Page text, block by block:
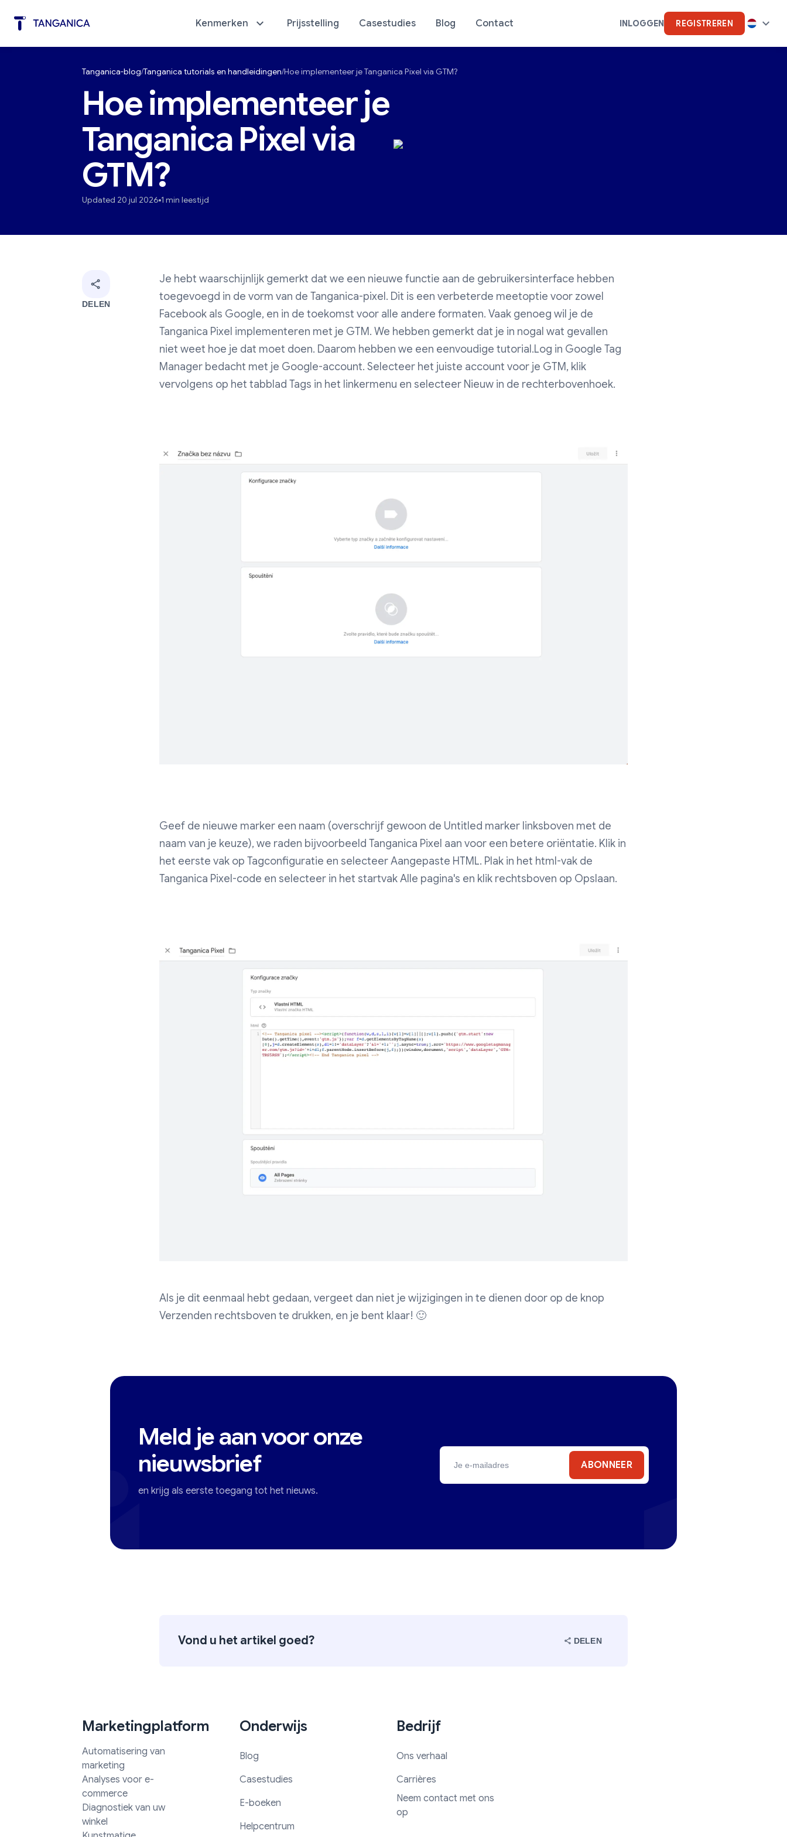
Kenmerken
Automatisering van marketing Diagnostiek van uw winkel
Prijsstelling Casestudies Blog Contact INLOGGEN REGISTREREN
Tanganica-blog Tanganica tutorials en handleidingen Hoe implementeer je Tanganica Pixel via GTM?
Hoe implementeer je
Tanganica Pixel via
GTM?
Updated 20 jul 2026 1 min leestijd
DELEN
Je hebt waarschijnlijk gemerkt dat we een nieuwe functie aan de gebruikersinterface hebben
toegevoegd in de vorm van de Tanganica-pixel. Dit is een verbeterde meetoptie voor zowel
Facebook als Google, en in de toekomst voor alle andere formaten. Vaak genoeg wil je de
Tanganica Pixel implementeren met je GTM. We hebben gemerkt dat je in nogal wat gevallen
niet weet hoe je dat moet doen. Daarom hebben we een eenvoudige tutorial.Log in Google Tag
Manager bedacht met je Google-account. Selecteer het juiste account voor je GTM, klik
vervolgens op het tabblad Tags in het linkermenu en selecteer Nieuw in de rechterbovenhoek.
Geef de nieuwe marker een naam (overschrijf gewoon de Untitled marker linksboven met de
naam van je keuze), we raden bijvoorbeeld Tanganica Pixel aan voor een betere oriëntatie. Klik in
het eerste vak op Tagconfiguratie en selecteer Aangepaste HTML. Plak in het html-vak de
Tanganica Pixel-code en selecteer in het startvak Alle pagina's en klik rechtsboven op Opslaan.
Als je dit eenmaal hebt gedaan, vergeet dan niet je wijzigingen in te dienen door op de knop
Verzenden rechtsboven te drukken, en je bent klaar! 🙂
Meld je aan voor onze
nieuwsbrief
en krijg als eerste toegang tot het nieuws.
ABONNEER
Vond u het artikel goed? DELEN
Marketingplatform
Automatisering van
marketing
Analyses voor e-
commerce
Diagnostiek van uw
winkel
Onderwijs
Blog
Casestudies
E-boeken
Helpcentrum
Bedrijf
Ons verhaal
Carrières
Neem contact met ons
op